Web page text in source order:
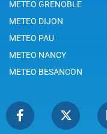
METEO GRENOBLE
METEO DIJON
METEO PAU
METEO NANCY
METEO BESANCON